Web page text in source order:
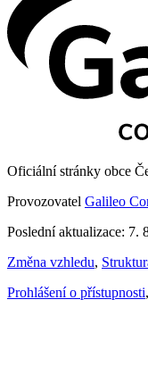
Oficiální stránky obce
Provozovatel Galileo
Poslední aktualizace: 7.
Změna vzhledu,
Prohlášení o přístupnosti,